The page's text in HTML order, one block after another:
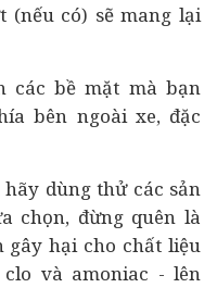
(nếu có) sẽ mang lại
các bề mặt mà bạn
bên ngoài xe, đặc
dùng thử các sản
chọn, đừng quên là
hại cho chất liệu
clo và amoniac - lên